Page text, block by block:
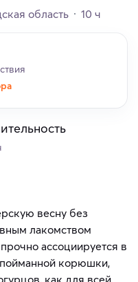
область 10 ч
весну без
лакомством
ассоциируется в
корюшки,